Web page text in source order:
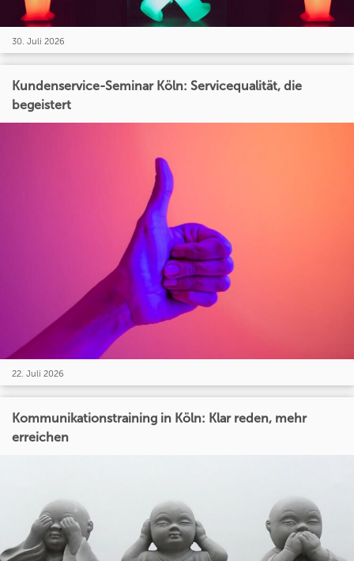
30. Juli 2026
Kundenservice-Seminar Köln: Servicequalität, die
begeistert
22. Juli 2026
Kommunikationstraining in Köln: Klar reden, mehr
erreichen